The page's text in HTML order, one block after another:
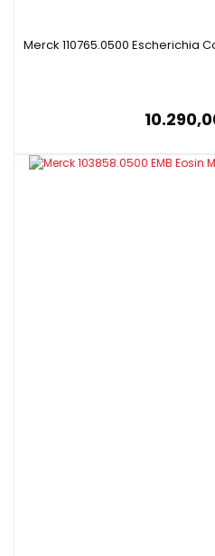
Merck 110765.0500 Escherichia